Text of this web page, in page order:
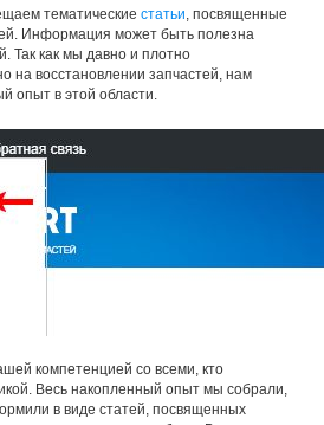
тематические статьи, посвященные
Информация может быть полезна
Так как мы давно и плотно
на восстановлении запчастей, нам
опыт в этой области.
компетенцией со всеми, кто
Весь накопленный опыт мы собрали,
в виде статей, посвященных